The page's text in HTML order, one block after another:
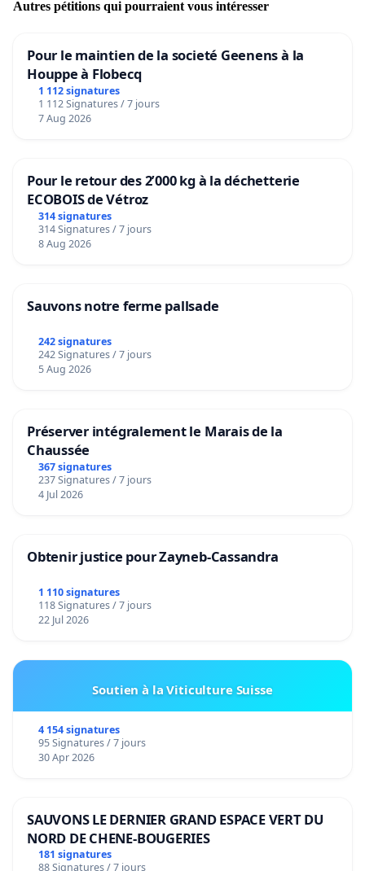
Autres pétitions qui pourraient vous intéresser
Pour le maintien de la societé Geenens à la
Houppe à Flobecq
1 112 signatures
1 112 Signatures / 7 jours
7 Aug 2026
Pour le retour des 2’000 kg à la déchetterie
ECOBOIS de Vétroz
314 signatures
314 Signatures / 7 jours
8 Aug 2026
Sauvons notre ferme pallsade
242 signatures
242 Signatures / 7 jours
5 Aug 2026
Préserver intégralement le Marais de la
Chaussée
367 signatures
237 Signatures / 7 jours
4 Jul 2026
Obtenir justice pour Zayneb-Cassandra
1 110 signatures
118 Signatures / 7 jours
22 Jul 2026
Soutien à la Viticulture Suisse
4 154 signatures
95 Signatures / 7 jours
30 Apr 2026
SAUVONS LE DERNIER GRAND ESPACE VERT DU
NORD DE CHENE-BOUGERIES
181 signatures
88 Signatures / 7 jours